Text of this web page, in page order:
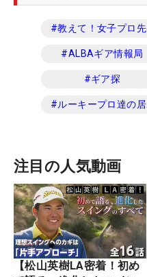
注目の人気動画
【松山英樹LA密着！初め
#教えて！女子プロ先生
#ALBAギア情報局
#ギア探
#ルーキープロ達の居酒屋放談